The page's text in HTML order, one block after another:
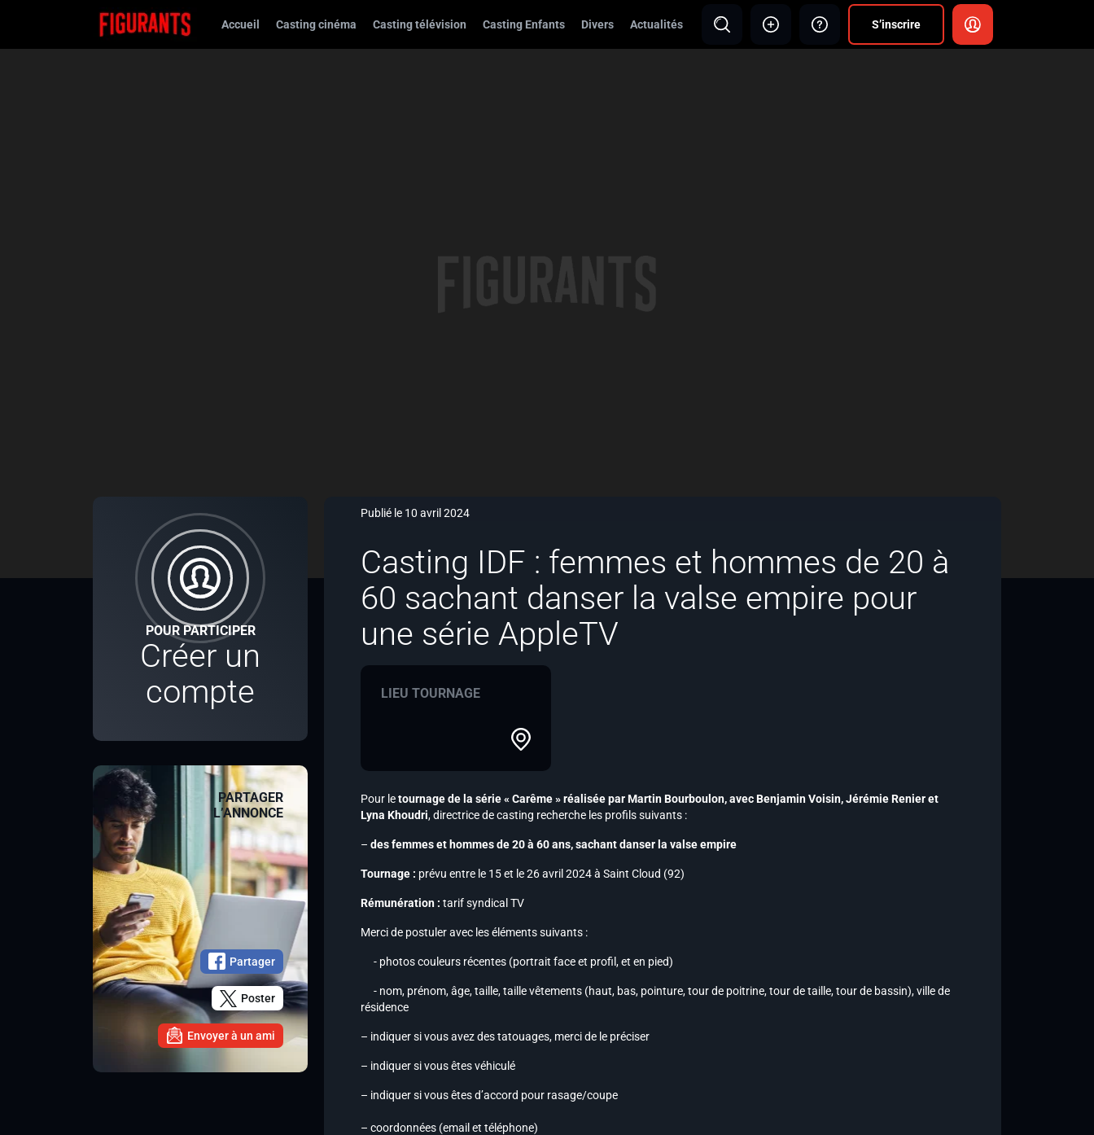
Accueil Casting cinéma Casting télévision Casting Enfants Divers Actualités S’inscrire
POUR PARTICIPER
Créer un
compte
PARTAGER
L’ANNONCE
Partager
Poster
Envoyer à un ami
Publié le 10 avril 2024
Casting IDF : femmes et hommes de 20 à
60 sachant danser la valse empire pour
une série AppleTV
LIEU TOURNAGE
Pour letournage de la série « Carême » réalisée par Martin Bourboulon,avec Benjamin Voisin, Jérémie Renier et
Lyna Khoudri, directrice de casting recherche les profils suivants :
– des femmes et hommes de 20 à 60 ans, sachant danser la valse empire
Tournage : prévu entre le 15 et le 26 avril 2024 à Saint Cloud (92)
Rémunération : tarif syndical TV
Merci de postuler avec les éléments suivants :
- photos couleurs récentes (portrait face et profil, et en pied)
- nom, prénom, âge, taille, taille vêtements (haut, bas, pointure, tour de poitrine, tour de taille, tour de bassin), ville de
résidence
– indiquer si vous avez des tatouages, merci de le préciser
– indiquer si vous êtes véhiculé
– indiquer si vous êtes d’accord pour rasage/coupe
– coordonnées (email et téléphone)